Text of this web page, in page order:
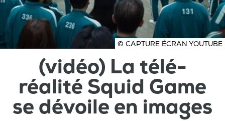
© CAPTURE ÉCRAN YOUTUBE
(vidéo) La télé-
réalité Squid Game
se dévoile en images